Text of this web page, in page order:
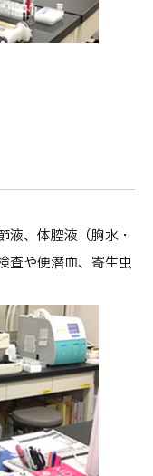
、体腔液（胸水・
査や便潜血、寄生虫